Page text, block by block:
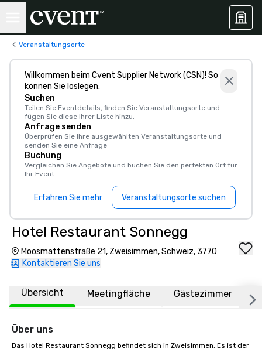
Veranstaltungsorte
Willkommen beim Cvent Supplier Network (CSN)! So
können Sie loslegen:
Suchen
Teilen Sie Eventdetails, finden Sie Veranstaltungsorte und
fügen Sie diese Ihrer Liste hinzu.
Anfrage senden
Überprüfen Sie Ihre ausgewählten Veranstaltungsorte und
senden Sie eine Anfrage
Buchung
Vergleichen Sie Angebote und buchen Sie den perfekten Ort für
Ihr Event
Erfahren Sie mehr Veranstaltungsorte suchen
Hotel Restaurant Sonnegg
Moosmattenstraße 21, Zweisimmen, Schweiz, 3770
Kontaktieren Sie uns
Übersicht Meetingfläche Gästezimmer
Über uns
Das Hotel Restaurant Sonnegg befindet sich in Zweisimmen. Es ist der